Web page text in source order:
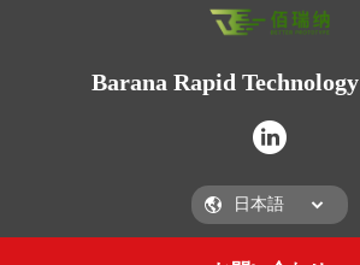
Barana Rapid